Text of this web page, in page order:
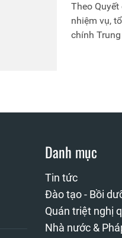
Theo
nhiệm vụ,
chính
Danh mục
Tin tức
Đào tạo - Bồi
Quán triệt nghị
Nhà nước &